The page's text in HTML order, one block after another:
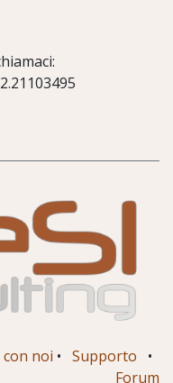
noi • Supporto
•
Forum